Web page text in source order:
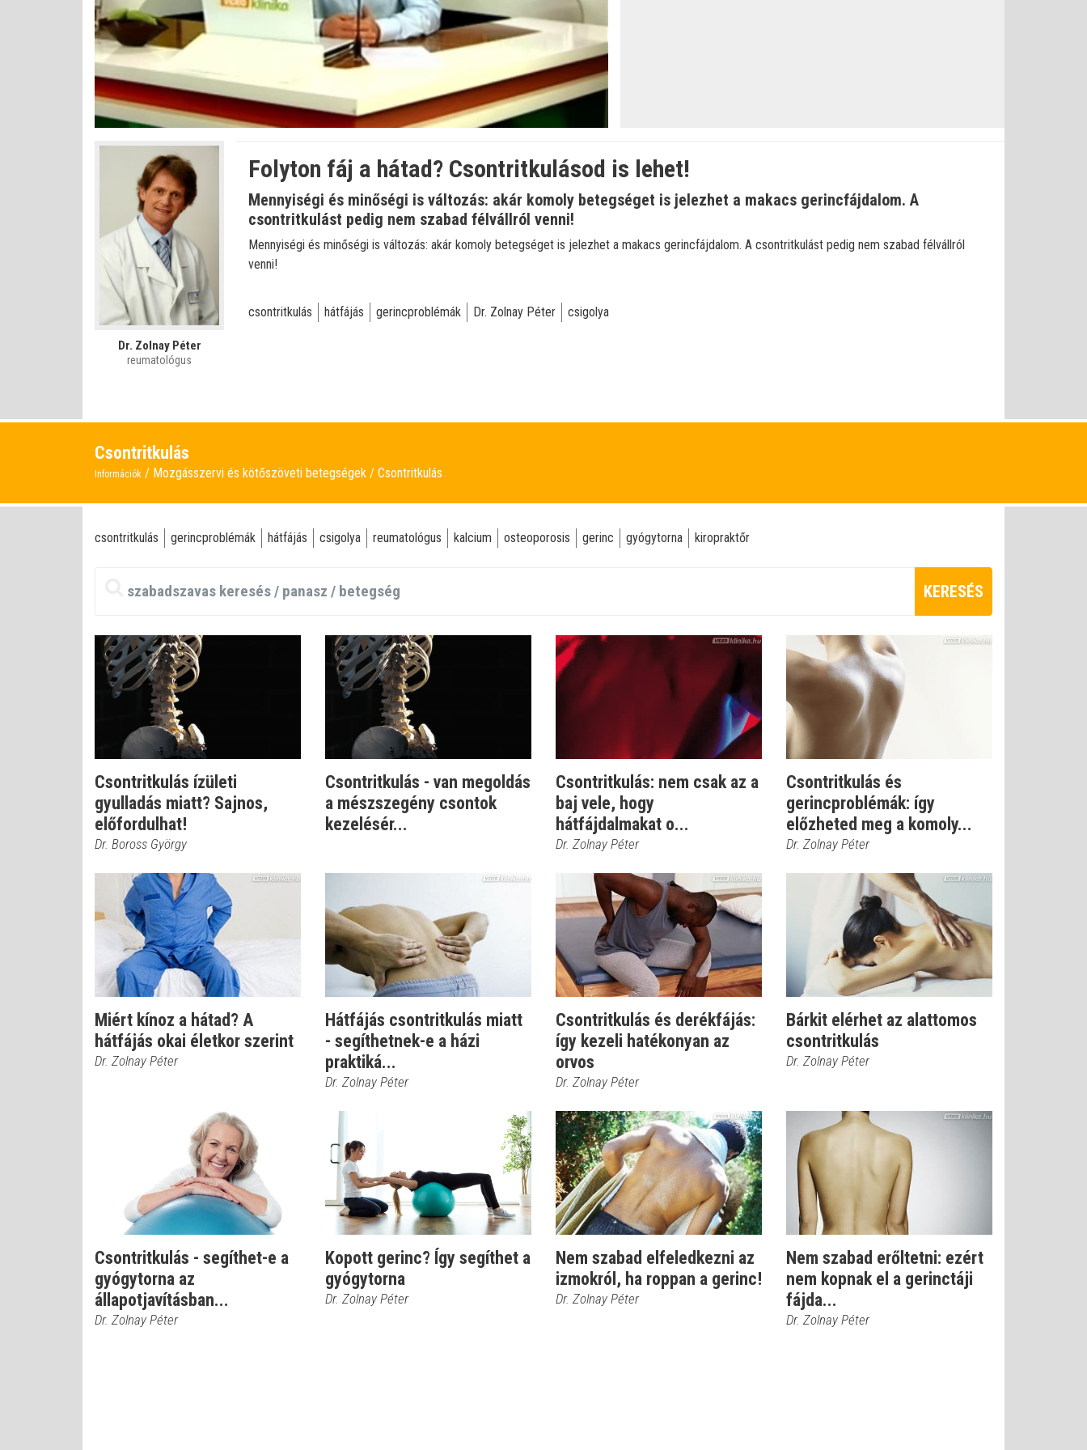
kikapcsolva
Betöltve
0%
Állapot:
0%
Dr. Zolnay Péter
reumatológus
Folyton fáj a hátad? Csontritkulásod is lehet!
Mennyiségi és minőségi is változás: akár komoly betegséget is jelezhet a makacs gerincfájdalom. A
csontritkulást pedig nem szabad félvállról venni!
Mennyiségi és minőségi is változás: akár komoly betegséget is jelezhet a makacs gerincfájdalom. A csontritkulást pedig nem szabad félvállról
venni!
csontritkulás hátfájás gerincproblémák Dr. Zolnay Péter csigolya
Csontritkulás
Információk Mozgásszervi és kötőszöveti betegségek Csontritkulás
csontritkulás gerincproblémák hátfájás csigolya reumatológus kalcium osteoporosis gerinc gyógytorna kiropraktőr
KERESÉS
Csontritkulás ízületi
gyulladás miatt? Sajnos,
előfordulhat!
Dr. Boross György
Csontritkulás - van megoldás
a mészszegény csontok
kezelésér...
Csontritkulás: nem csak az a
baj vele, hogy
hátfájdalmakat o...
Dr. Zolnay Péter
Csontritkulás és
gerincproblémák: így
előzheted meg a komoly...
Dr. Zolnay Péter
Miért kínoz a hátad? A
hátfájás okai életkor szerint
Dr. Zolnay Péter
Hátfájás csontritkulás miatt
- segíthetnek-e a házi
praktiká...
Dr. Zolnay Péter
Csontritkulás és derékfájás:
így kezeli hatékonyan az
orvos
Dr. Zolnay Péter
Bárkit elérhet az alattomos
csontritkulás
Dr. Zolnay Péter
Csontritkulás - segíthet-e a
gyógytorna az
állapotjavításban...
Dr. Zolnay Péter
Kopott gerinc? Így segíthet a
gyógytorna
Dr. Zolnay Péter
Nem szabad elfeledkezni az
izmokról, ha roppan a gerinc!
Dr. Zolnay Péter
Nem szabad erőltetni: ezért
nem kopnak el a gerinctáji
fájda...
Dr. Zolnay Péter